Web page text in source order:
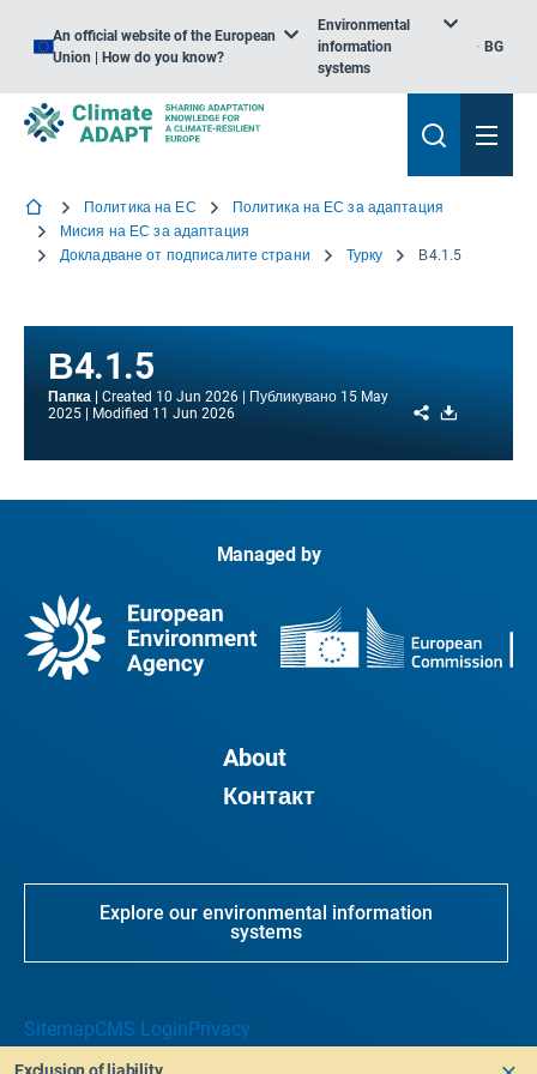
An official website of the European
Union | How do you know?
Environmental
information
systems
BG
Политика на ЕС
Политика на ЕС за адаптация
Мисия на ЕС за адаптация
Докладване от подписалите страни
Турку В4.1.5
В4.1.5
Папка Created 10 Jun 2026 Публикувано 15 May
2025
Modified 11 Jun 2026 Share
Managed by
About
Контакт
Explore our environmental information
systems
SitemapCMS LoginPrivacy
Exclusion of liability